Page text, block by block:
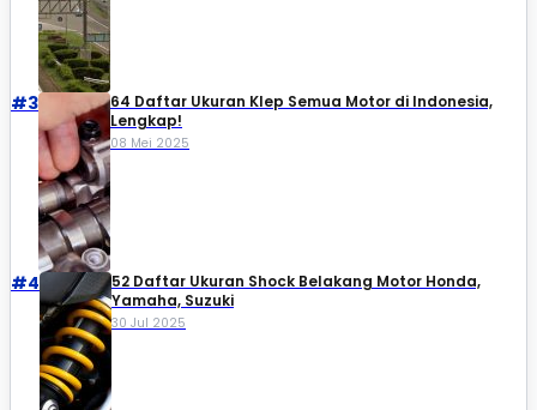
#3
64 Daftar Ukuran Klep Semua Motor di Indonesia,
Lengkap!
08 Mei 2025
#4
52 Daftar Ukuran Shock Belakang Motor Honda,
Yamaha, Suzuki​
30 Jul 2025